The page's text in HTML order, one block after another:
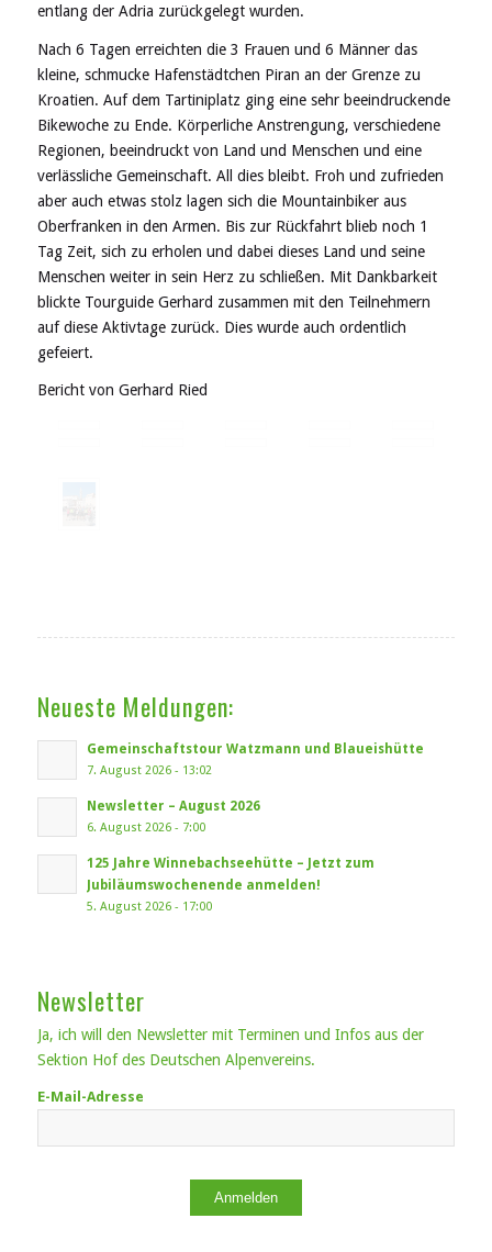
entlang der Adria zurückgelegt wurden.
Nach 6 Tagen erreichten die 3 Frauen und 6 Männer das
kleine, schmucke Hafenstädtchen Piran an der Grenze zu
Kroatien. Auf dem Tartiniplatz ging eine sehr beeindruckende
Bikewoche zu Ende. Körperliche Anstrengung, verschiedene
Regionen, beeindruckt von Land und Menschen und eine
verlässliche Gemeinschaft. All dies bleibt. Froh und zufrieden
aber auch etwas stolz lagen sich die Mountainbiker aus
Oberfranken in den Armen. Bis zur Rückfahrt blieb noch 1
Tag Zeit, sich zu erholen und dabei dieses Land und seine
Menschen weiter in sein Herz zu schließen. Mit Dankbarkeit
blickte Tourguide Gerhard zusammen mit den Teilnehmern
auf diese Aktivtage zurück. Dies wurde auch ordentlich
gefeiert.
Bericht von Gerhard Ried
Neueste Meldungen:
Gemeinschaftstour Watzmann und Blaueishütte
7. August 2026 - 13:02
Newsletter – August 2026
6. August 2026 - 7:00
125 Jahre Winnebachseehütte – Jetzt zum
Jubiläumswochenende anmelden!
5. August 2026 - 17:00
Newsletter
Ja, ich will den Newsletter mit Terminen und Infos aus der
Sektion Hof des Deutschen Alpenvereins.
E-Mail-Adresse
Anmelden